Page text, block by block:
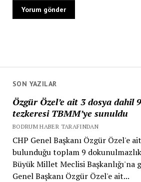
SON YAZILAR
Özgür Özel’e ait 3 dosya dahil
tezkeresi TBMM’ye sunuldu
BODRUM HABER TARAFINDAN
CHP Genel Başkanı Özgür Özel'e
bulunduğu toplam 9
Büyük Millet Meclisi Başkanlığı'na
Genel Başkanı Özgür Özel'e ait...